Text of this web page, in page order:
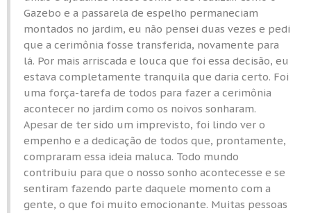
Gazebo e a passarela de espelho permaneciam
montados no jardim, eu não pensei duas vezes e pedi
que a cerimônia fosse transferida, novamente para
lá. Por mais arriscada e louca que foi essa decisão, eu
estava completamente tranquila que daria certo. Foi
uma força-tarefa de todos para fazer a cerimônia
acontecer no jardim como os noivos sonharam.
Apesar de ter sido um imprevisto, foi lindo ver o
empenho e a dedicação de todos que, prontamente,
compraram essa ideia maluca. Todo mundo
contribuiu para que o nosso sonho acontecesse e se
sentiram fazendo parte daquele momento com a
gente, o que foi muito emocionante. Muitas pessoas